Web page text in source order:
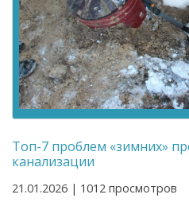
Топ-7 проблем «зимних»
канализации
21.01.2026 | 1012 просмотров